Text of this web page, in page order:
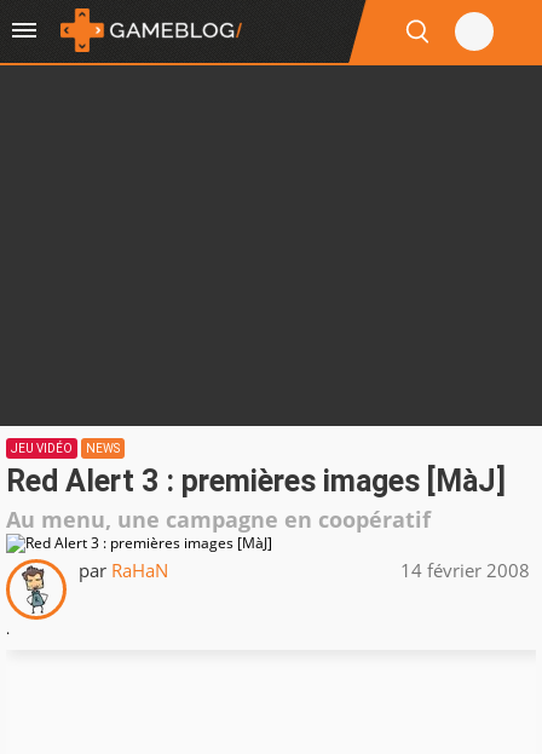
JEU VIDÉO NEWS
Red Alert 3 : premières images [MàJ]
Au menu, une campagne en coopératif
par RaHaN 14 février 2008
.